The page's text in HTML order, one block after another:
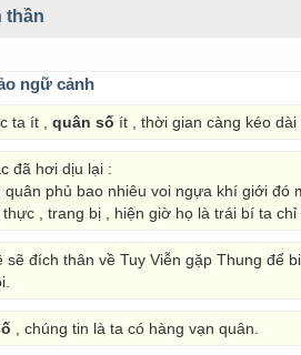
thần
ngữ cảnh
ta ít , quân số ít , thời gian càng kéo dài
đã hơi dịu lại :
phủ bao nhiêu voi ngựa khí giới đó
thực , trang bị , hiện giờ họ là trái bí ta chỉ
sẽ đích thân về Tuy Viễn gặp Thung để
, chúng tin là ta có hàng vạn quân.